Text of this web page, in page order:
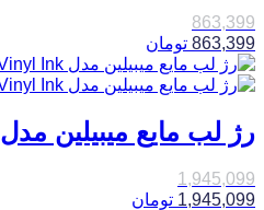
863,399
863,399 تومان
رژ لب مایع میبیلین مدل Vinyl Ink
1,945,099
1,945,099 تومان